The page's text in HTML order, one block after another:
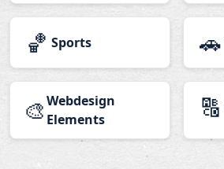
🏀 Sports 🚗
🎨 Webdesign
Elements
🔠